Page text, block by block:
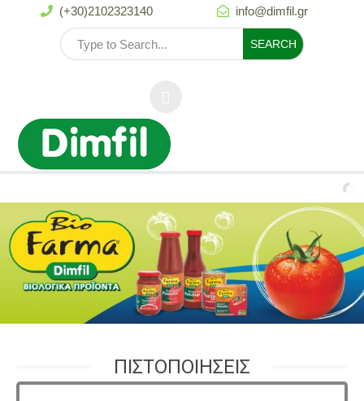
 (+30)2102323140  info@dimfil.gr
ΠΙΣΤΟΠΟΙΗΣΕΙΣ